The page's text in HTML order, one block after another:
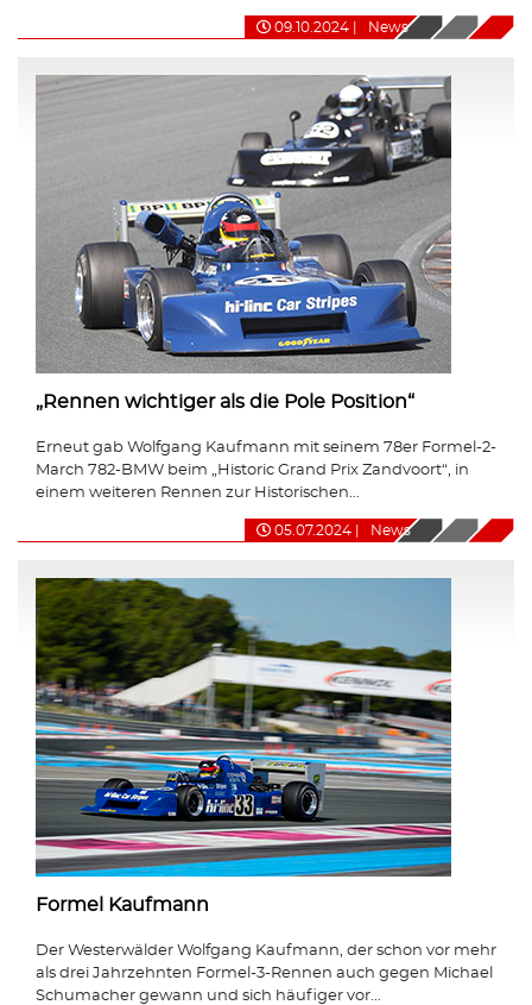
09.10.2024 News
„Rennen wichtiger als die Pole Position“
Erneut gab Wolfgang Kaufmann mit seinem 78er Formel-2-
March 782-BMW beim „Historic Grand Prix Zandvoort“, in
einem weiteren Rennen zur Historischen...
05.07.2024 News
Formel Kaufmann
Der Westerwälder Wolfgang Kaufmann, der schon vor mehr
als drei Jahrzehnten Formel-3-Rennen auch gegen Michael
Schumacher gewann und sich häufiger vor...